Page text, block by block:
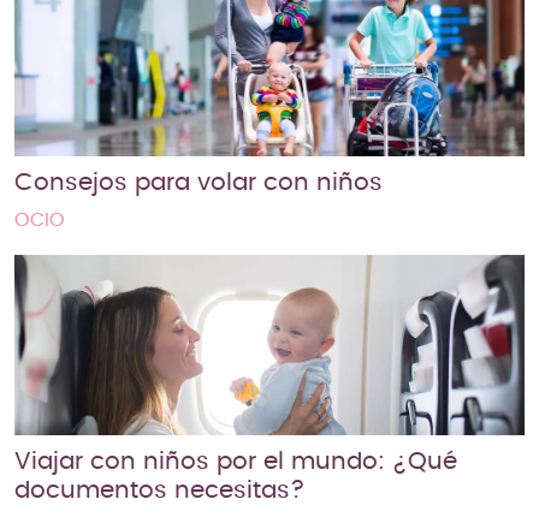
Consejos para volar con niños
OCIO
Viajar con niños por el mundo: ¿Qué
documentos necesitas?